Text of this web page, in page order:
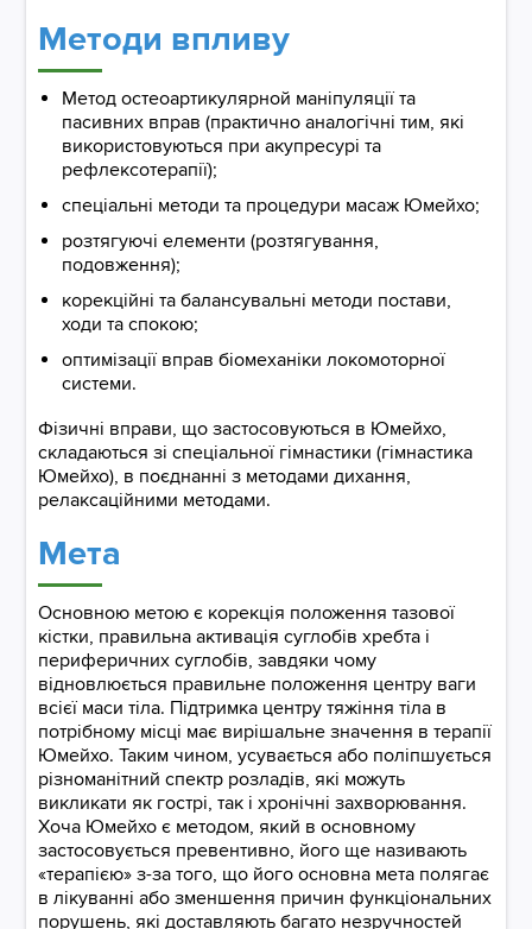
Методи впливу
Метод остеоартикулярной маніпуляції та
пасивних вправ (практично аналогічні тим, які
використовуються при акупресурі та
рефлексотерапії);
спеціальні методи та процедури масаж Юмейхо;
розтягуючі елементи (розтягування,
подовження);
корекційні та балансувальні методи постави,
ходи та спокою;
оптимізації вправ біомеханіки локомоторної
системи.
Фізичні вправи, що застосовуються в Юмейхо,
складаються зі спеціальної гімнастики (гімнастика
Юмейхо), в поєднанні з методами дихання,
релаксаційними методами.
Мета
Основною метою є корекція положення тазової
кістки, правильна активація суглобів хребта і
периферичних суглобів, завдяки чому
відновлюється правильне положення центру ваги
всієї маси тіла. Підтримка центру тяжіння тіла в
потрібному місці має вирішальне значення в терапії
Юмейхо. Таким чином, усувається або поліпшується
різноманітний спектр розладів, які можуть
викликати як гострі, так і хронічні захворювання.
Хоча Юмейхо є методом, який в основному
застосовується превентивно, його ще називають
«терапією» з-за того, що його основна мета полягає
в лікуванні або зменшення причин функціональних
порушень, які доставляють багато незручностей